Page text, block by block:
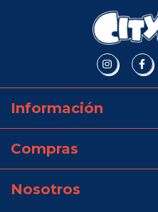
Información
Compras
Nosotros